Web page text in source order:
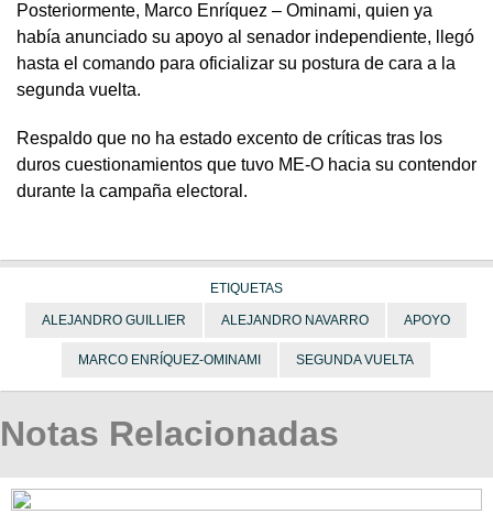
Posteriormente, Marco Enríquez – Ominami, quien ya
había anunciado su apoyo al senador independiente, llegó
hasta el comando para oficializar su postura de cara a la
segunda vuelta.
Respaldo que no ha estado excento de críticas tras los
duros cuestionamientos que tuvo ME-O hacia su contendor
durante la campaña electoral.
ETIQUETAS
ALEJANDRO GUILLIER ALEJANDRO NAVARRO APOYO
MARCO ENRÍQUEZ-OMINAMI SEGUNDA VUELTA
Notas Relacionadas